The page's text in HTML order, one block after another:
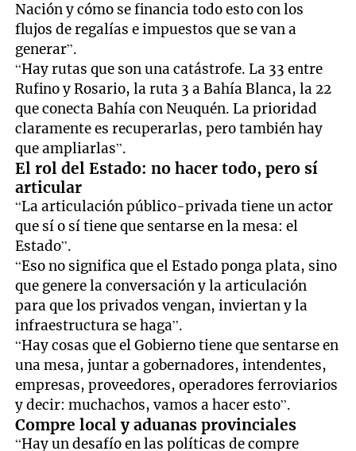
Nación y cómo se financia todo esto con los
flujos de regalías e impuestos que se van a
generar”.
“Hay rutas que son una catástrofe. La 33 entre
Rufino y Rosario, la ruta 3 a Bahía Blanca, la 22
que conecta Bahía con Neuquén. La prioridad
claramente es recuperarlas, pero también hay
que ampliarlas”.
El rol del Estado: no hacer todo, pero sí
articular
“La articulación público-privada tiene un actor
que sí o sí tiene que sentarse en la mesa: el
Estado”.
“Eso no significa que el Estado ponga plata, sino
que genere la conversación y la articulación
para que los privados vengan, inviertan y la
infraestructura se haga”.
“Hay cosas que el Gobierno tiene que sentarse en
una mesa, juntar a gobernadores, intendentes,
empresas, proveedores, operadores ferroviarios
y decir: muchachos, vamos a hacer esto”.
Compre local y aduanas provinciales
“Hay un desafío en las políticas de compre